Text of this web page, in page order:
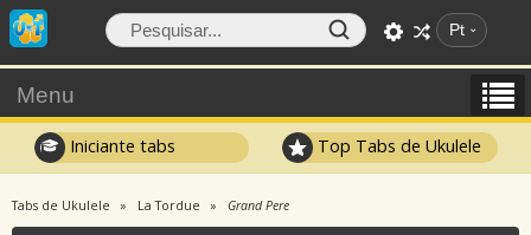
Pt
Menu
Iniciante tabs Top Tabs de Ukulele
Tabs de Ukulele La Tordue Grand Pere